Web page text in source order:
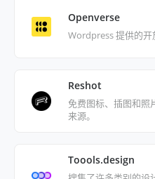
Openverse
Wordpress 提供的
Reshot
免费图标、插图和照
来源。
Toools.design